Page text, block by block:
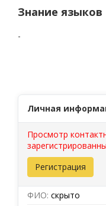
Знание языков
-
Личная
Просмотр
Регистрация
ФИО: скрыто